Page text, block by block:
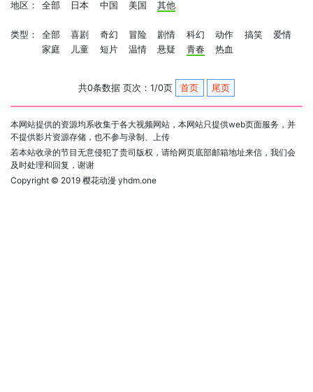
地区： 全部 日本 中国 美国 其他
类型： 全部 喜剧 奇幻 冒险 剧情 科幻 动作 搞笑
爱情
家庭
儿童 短片 温情 悬疑 青春 热血
共0条数据 页次：1/0页 首页 尾页
本网站提供的资源均系收集于各大视频网站，本网站只提供web页面服务，并
不提供影片资源存储，也不参与录制、上传
若本站收录的节目无意侵犯了贵司版权，请给网页底部邮箱地址来信，我们会
及时处理和回复，谢谢
Copyright © 2019 樱花动漫 yhdm.one